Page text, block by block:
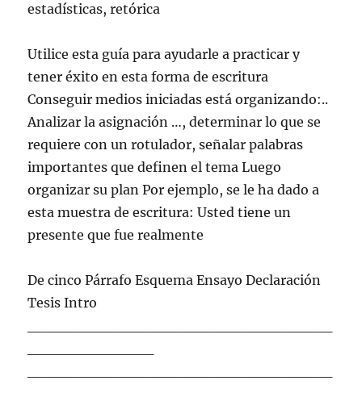
estadísticas, retórica
Utilice esta guía para ayudarle a practicar y
tener éxito en esta forma de escritura
Conseguir medios iniciadas está organizando:..
Analizar la asignación …, determinar lo que se
requiere con un rotulador, señalar palabras
importantes que definen el tema Luego
organizar su plan Por ejemplo, se le ha dado a
esta muestra de escritura: Usted tiene un
presente que fue realmente
De cinco Párrafo Esquema Ensayo Declaración
Tesis Intro